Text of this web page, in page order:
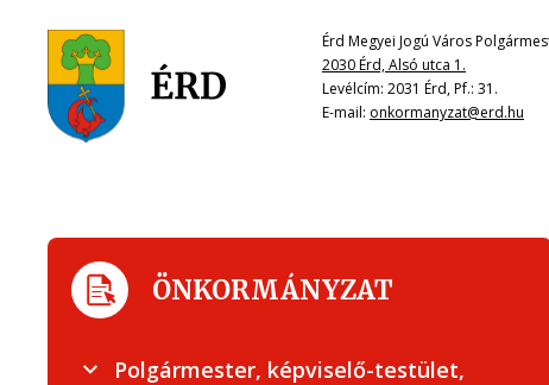
Érd Megyei Jogú Város
2030 Érd, Alsó utca 1.
Levélcím: 2031 Érd, Pf.: 31.
E-mail: onkormanyzat@erd.hu
ÖNKORMÁNYZAT
Polgármester, képviselő-testület,